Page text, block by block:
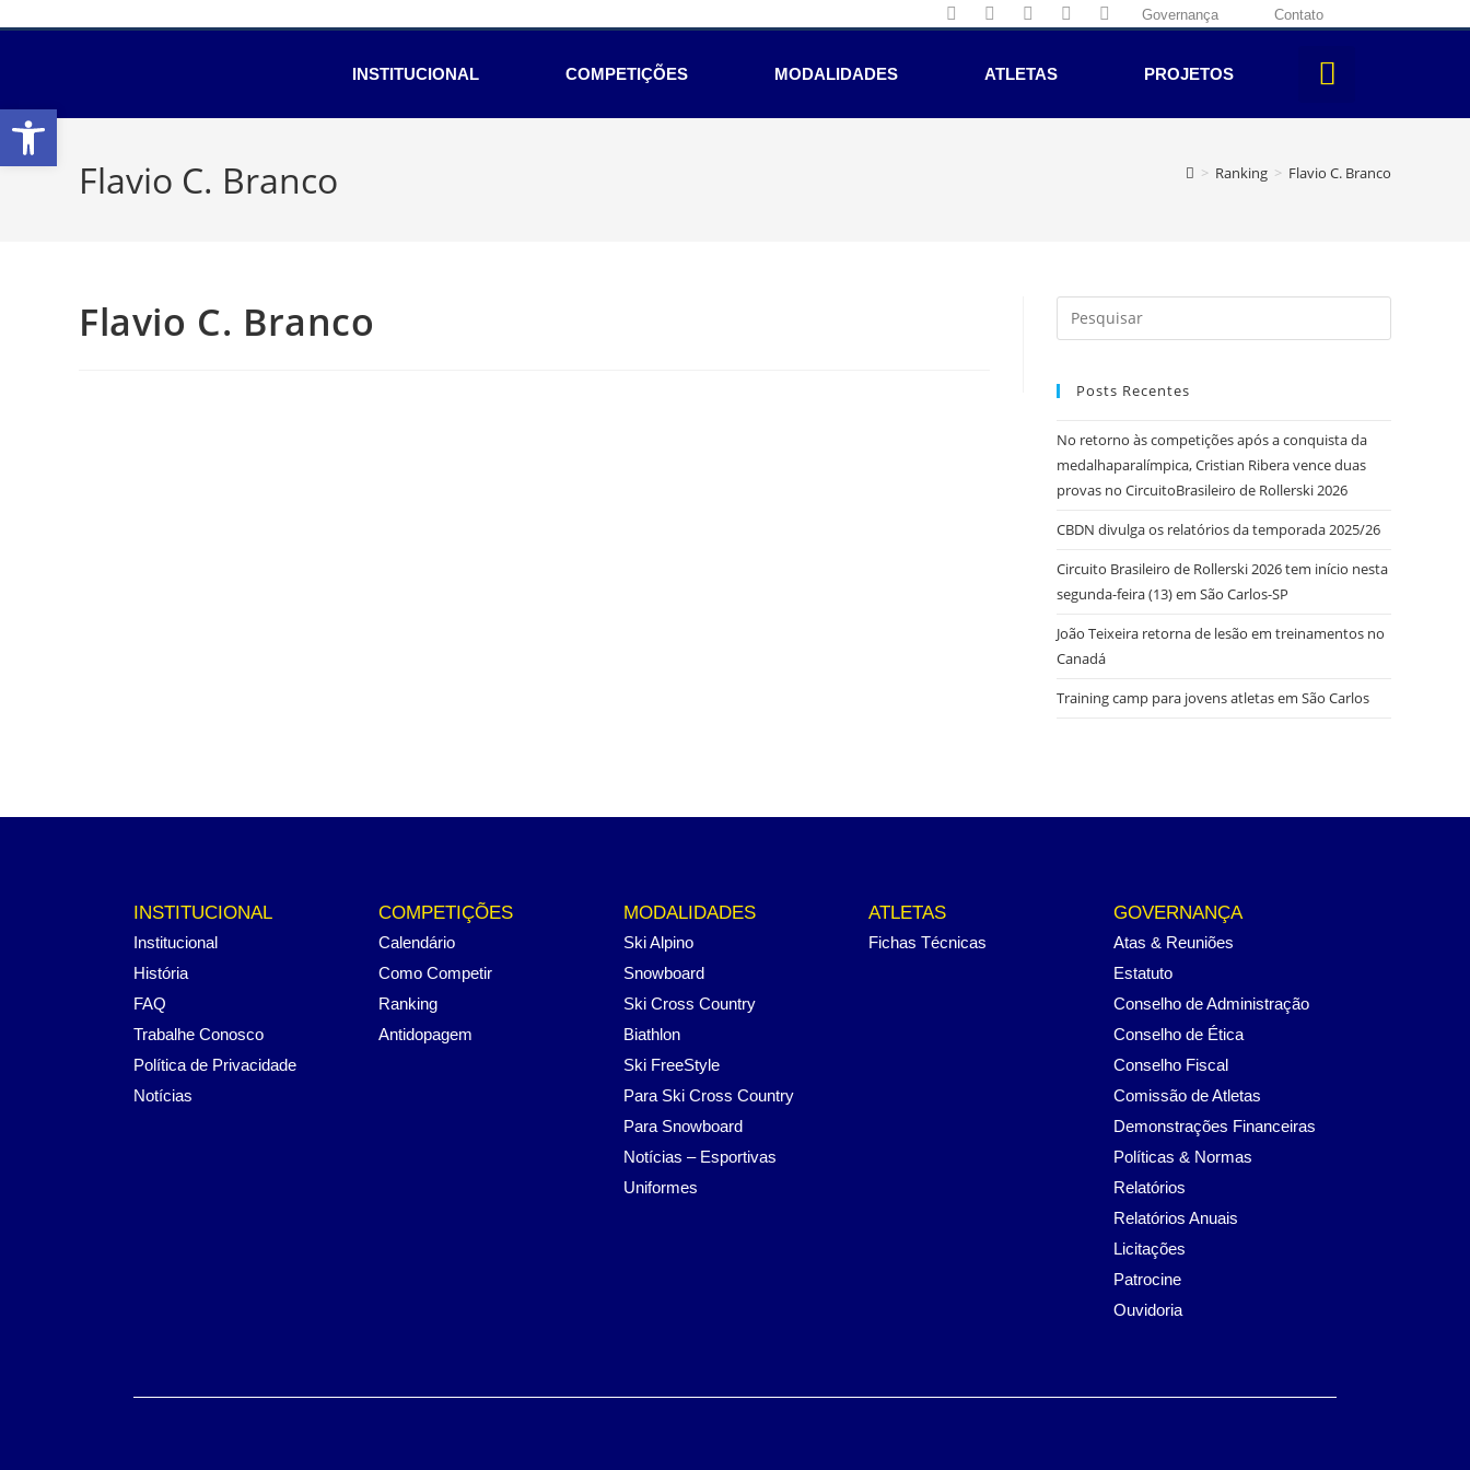
Governança Contato
INSTITUCIONAL COMPETIÇÕES MODALIDADES ATLETAS PROJETOS
Flavio C. Branco > Ranking > Flavio C. Branco
Flavio C. Branco
Posts Recentes
No retorno às competições após a conquista da
medalhaparalímpica, Cristian Ribera vence duas
provas no CircuitoBrasileiro de Rollerski 2026
CBDN divulga os relatórios da temporada 2025/26
Circuito Brasileiro de Rollerski 2026 tem início nesta
segunda-feira (13) em São Carlos-SP
João Teixeira retorna de lesão em treinamentos no
Canadá
Training camp para jovens atletas em São Carlos
INSTITUCIONAL
Institucional
História
FAQ
Trabalhe Conosco
Política de Privacidade
Notícias
COMPETIÇÕES
Calendário
Como Competir
Ranking
Antidopagem
MODALIDADES
Ski Alpino
Snowboard
Ski Cross Country
Biathlon
Ski FreeStyle
Para Ski Cross Country
Para Snowboard
Notícias – Esportivas
Uniformes
ATLETAS
Fichas Técnicas
GOVERNANÇA
Atas & Reuniões
Estatuto
Conselho de Administração
Conselho de Ética
Conselho Fiscal
Comissão de Atletas
Demonstrações Financeiras
Políticas & Normas
Relatórios
Relatórios Anuais
Licitações
Patrocine
Ouvidoria
Abrir a barra de ferramentas